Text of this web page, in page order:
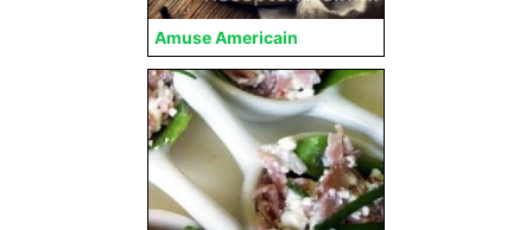
Amuse Americain